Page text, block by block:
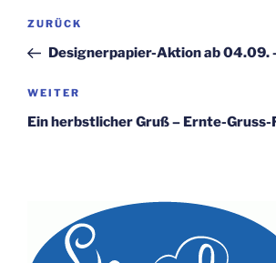
Beitragsnavigation
Vorheriger
Beitrag
ZURÜCK
Designerpapier-Aktion ab 04.09.
Nächster
Beitrag
WEITER
Ein herbstlicher Gruß – Ernte-Gruss-